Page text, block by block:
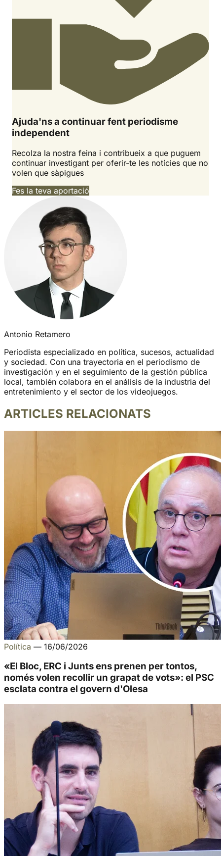
Ajuda'ns a continuar fent periodisme
independent
Recolza la nostra feina i contribueix a que puguem
continuar investigant per oferir-te les notícies que no
volen que sàpigues
Fes la teva aportació
Antonio Retamero
Periodista especializado en política, sucesos, actualidad
y sociedad. Con una trayectoria en el periodismo de
investigación y en el seguimiento de la gestión pública
local, también colabora en el análisis de la industria del
entretenimiento y el sector de los videojuegos.
ARTICLES RELACIONATS
Política — 16/06/2026
«El Bloc, ERC i Junts ens prenen per tontos,
només volen recollir un grapat de vots»: el PSC
esclata contra el govern d'Olesa